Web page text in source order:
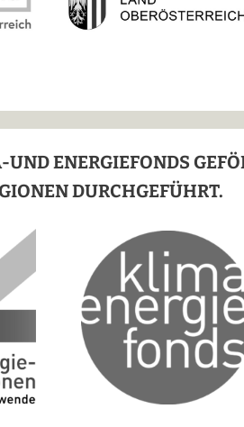
ENERGIEFONDS
DURCHGEFÜHRT.